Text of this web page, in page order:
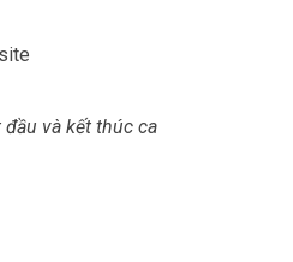
và kết thúc ca